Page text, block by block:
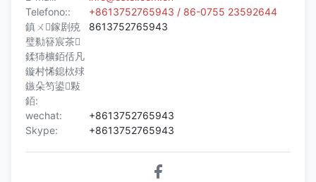
Telefono::
+8613752765943 / 86-0755 23592644
鎮ㄨ鎵剧殑
璧勬簮宸茶
鍒犻櫎銆佸凡
鏇村悕鎴栨殏
鏃朵笉鍙敤
銆:
8613752765943
wechat:
+8613752765943
Skype:
+8613752765943